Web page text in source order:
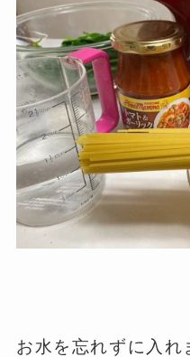
お水を忘れずに入れ